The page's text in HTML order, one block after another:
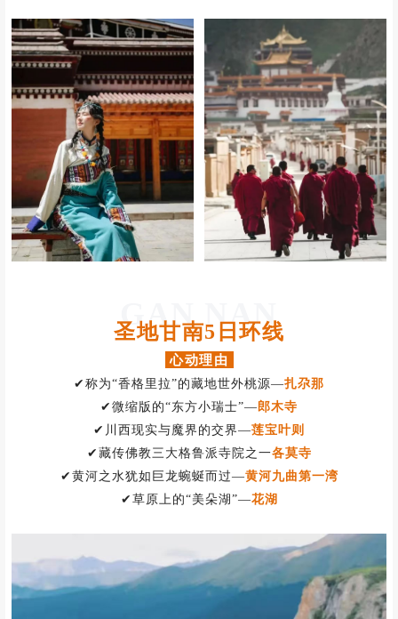
GAN NAN
圣地甘南5日环线
心动理由
✔称为“香格里拉”的藏地世外桃源—扎尕那
✔ 微缩版的“东方小瑞士”— 郎木寺
✔川西现实与魔界的交界—莲宝叶则
✔藏传佛教三大格鲁派寺院之一各莫寺
✔黄河之水犹如巨龙蜿蜒而过—黄河九曲第一湾
✔草原上的“美朵湖”—花湖